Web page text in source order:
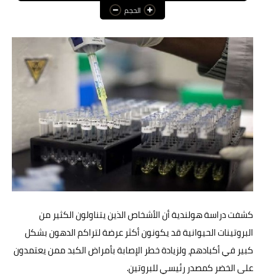
عالم المرأة
فن وثقافة
أخبار مصر
أخبار عربية
أخبار النجوم
أخبار العالم
الحجم
كشفت دراسة هولندية أن الأشخاص الذين يتناولون الكثير من
البروتينات الحيوانية قد يكونون أكثر عرضة لتراكم الدهون بشكل
كبير في أكبادهم، ولزيادة خطر الإصابة بأمراض الكبد ممن يعتمدون
على الخضر كمصدر رئيسي للبروتين.